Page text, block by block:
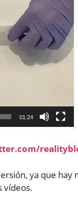
01:24
ya que
vídeos.